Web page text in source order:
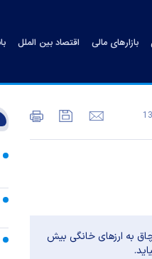
بازارهای مالی اقتصاد بین الملل
به ارزهای خانگی بیش